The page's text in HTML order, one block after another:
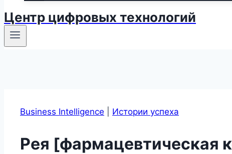
Центр цифровых технологий
Business Intelligence Истории успеха
Рея [фармацевтическая